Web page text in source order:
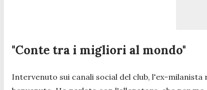
"Conte tra i migliori al mondo"
Intervenuto sui canali social del club, l'ex-